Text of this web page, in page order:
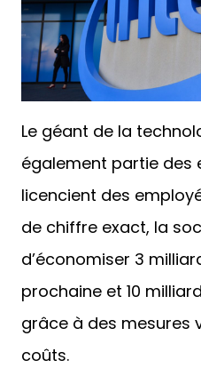
Le géant de la
également partie des
licencient des
de chiffre exact, la
d’économiser 3
prochaine et 10
grâce à des mesures
coûts.